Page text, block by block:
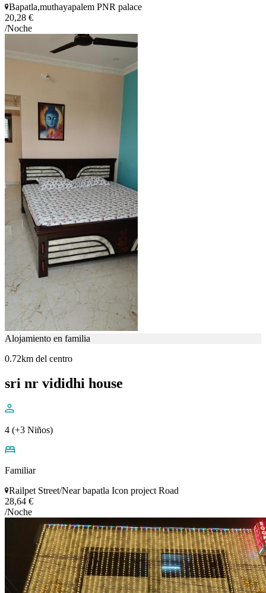
Bapatla,muthayapalem PNR palace
20,28 €
/Noche
Alojamiento en familia
0.72km del centro
sri nr vididhi house
4 (+3 Niños)
Familiar
Railpet Street/Near bapatla Icon project Road
28,64 €
/Noche